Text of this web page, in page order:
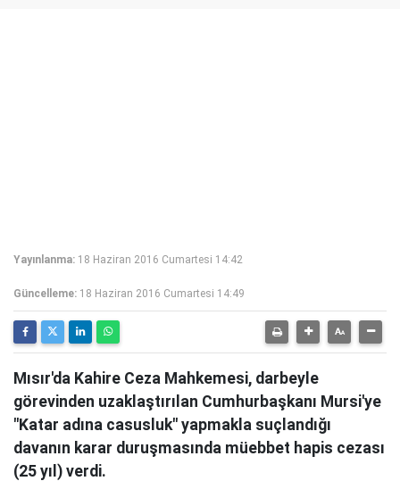
Yayınlanma: 18 Haziran 2016 Cumartesi 14:42
Güncelleme: 18 Haziran 2016 Cumartesi 14:49
Mısır'da Kahire Ceza Mahkemesi, darbeyle
görevinden uzaklaştırılan Cumhurbaşkanı Mursi'ye
"Katar adına casusluk" yapmakla suçlandığı
davanın karar duruşmasında müebbet hapis cezası
(25 yıl) verdi.